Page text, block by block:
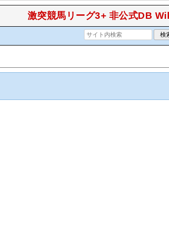
激突競馬リーグ3+ 非公式DB